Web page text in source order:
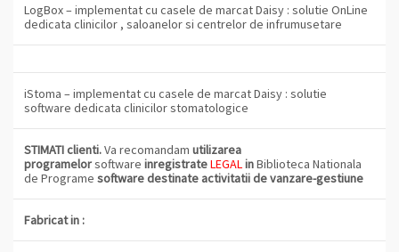
LogBox – implementat cu casele de marcat Daisy : solutie OnLine
dedicata clinicilor , saloanelor si centrelor de infrumusetare
iStoma – implementat cu casele de marcat Daisy : solutie
software dedicata clinicilor stomatologice
STIMATI clienti.Va recomandam utilizarea
programelorsoftware inregistrateLEGALinBiblioteca Nationala
de Programe software destinate activitatii de vanzare-gestiune
Fabricat in :